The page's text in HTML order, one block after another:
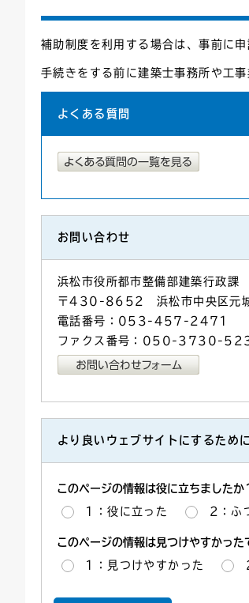
補助制度を利用する場合は、事前に
手続きをする前に​​​​​建築士事務所や工
よくある質問
お問い合わせ
浜松市役所都市整備部建築行政課
〒430-8652 浜松市中央区元
電話番号：053-457-2471
ファクス番号：050-3730-
より良いウェブサイトにするため
このページの情報は役に立ちましたか
1：役に立った 2：ふ
このページの情報は見つけやすかった
1：見つけやすかった